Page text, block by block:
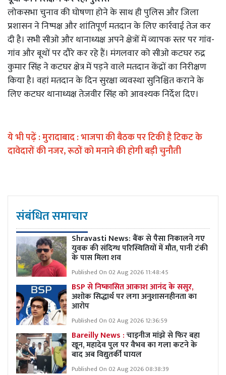
लोकसभा चुनाव की घोषणा होने के साथ ही पुलिस और जिला
प्रशासन ने निष्पक्ष और शांतिपूर्ण मतदान के लिए कार्रवाई तेज कर
दी है। सभी सीओ और थानाध्यक्ष अपने क्षेत्रों में व्यापक स्तर पर गांव-
गांव और बूथों पर दौरे कर रहे हैं। मंगलवार को सीओ कटघर रुद्र
कुमार सिंह ने कटघर क्षेत्र में पड़ने वाले मतदान केंद्रों का निरीक्षण
किया है। वहां मतदान के दिन सुरक्षा व्यवस्था सुनिश्चित कराने के
लिए कटघर थानाध्यक्ष तेजवीर सिंह को आवश्यक निर्देश दिए।
ये भी पढ़ें :मुरादाबाद : भाजपा की बैठक पर टिकी है टिकट के
दावेदारों की नजर, रूठों को मनाने की होगी बड़ी चुनौती
संबंधित समाचार
Shravasti News: बैंक से पैसा निकालने गए
युवक की संदिग्ध परिस्थितियों में मौत, पानी टंकी
के पास मिला शव
Published On 02 Aug 2026 11:48:45
BSP से निष्कासित आकाश आनंद के ससुर,
अशोक सिद्धार्थ पर लगा अनुशासनहीनता का
आरोप
Published On 02 Aug 2026 12:36:59
Bareilly News :चाइनीज मांझे से फिर बहा
खून, महादेव पुल पर वैभव का गला कटने के
बाद अब विद्युतर्की घायल
Published On 02 Aug 2026 08:38:39